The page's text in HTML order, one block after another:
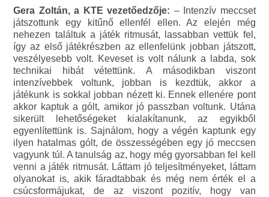
Gera Zoltán, a KTE vezetőedzője: – Intenzív meccset
játszottunk egy kitűnő ellenfél ellen. Az elején még
nehezen találtuk a játék ritmusát, lassabban vettük fel,
így az első játékrészben az ellenfelünk jobban játszott,
veszélyesebb volt. Keveset is volt nálunk a labda, sok
technikai hibát vétettünk. A másodikban viszont
intenzívebbek voltunk, jobban is kezdtük, akkor a
játékunk is sokkal jobban nézett ki. Ennek ellenére pont
akkor kaptuk a gólt, amikor jó passzban voltunk. Utána
sikerült lehetőségeket kialakítanunk, az egyikből
egyenlítettünk is. Sajnálom, hogy a végén kaptunk egy
ilyen hatalmas gólt, de összességében egy jó meccsen
vagyunk túl. A tanulság az, hogy még gyorsabban fel kell
venni a játék ritmusát. Láttam jó teljesítményeket, láttam
olyanokat is, akik fáradtabbak és még nem érték el a
csúcsformájukat, de az viszont pozitív, hogy van